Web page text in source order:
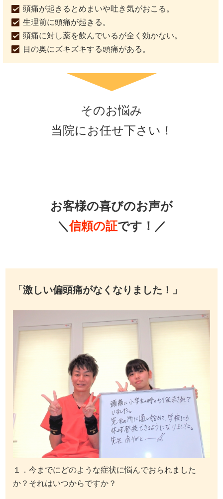
頭痛が起きるとめまいや吐き気がおこる。
生理前に頭痛が起きる。
頭痛に対し薬を飲んでいるが全く効かない。
目の奥にズキズキする頭痛がある。
そのお悩み
当院にお任せ下さい！
お客様の喜びのお声が
＼信頼の証です！／
「激しい偏頭痛がなくなりました！」
１．今までにどのような症状に悩んでおられました
か？それはいつからですか？